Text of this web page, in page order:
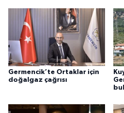
Germencik’te Ortaklar için
doğalgaz çağrısı